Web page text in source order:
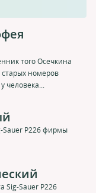
того Осечкина
номеров
человека...
Sauer P226 фирмы
Sig-Sauer P226